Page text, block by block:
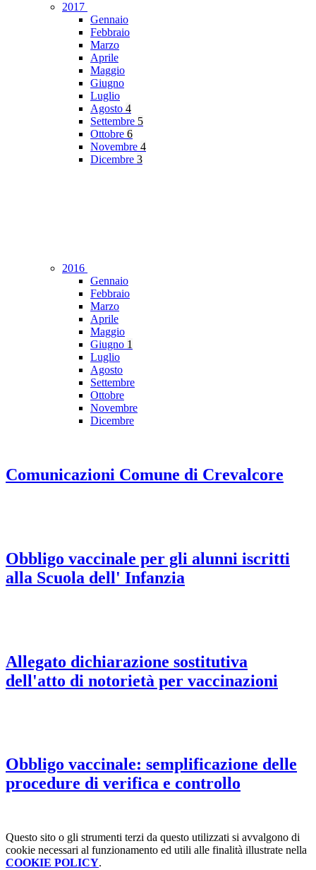
2017
Gennaio
Febbraio
Marzo
Aprile
Maggio
Giugno
Luglio
Agosto 4
Settembre 5
Ottobre 6
Novembre 4
Dicembre 3
2016
Gennaio
Febbraio
Marzo
Aprile
Maggio
Giugno 1
Luglio
Agosto
Settembre
Ottobre
Novembre
Dicembre
Comunicazioni Comune di Crevalcore
Obbligo vaccinale per gli alunni iscritti
alla Scuola dell' Infanzia
Allegato dichiarazione sostitutiva
dell'atto di notorietà per vaccinazioni
Obbligo vaccinale: semplificazione delle
procedure di verifica e controllo
Questo sito o gli strumenti terzi da questo utilizzati si avvalgono di
cookie necessari al funzionamento ed utili alle finalità illustrate nella
COOKIE POLICY.